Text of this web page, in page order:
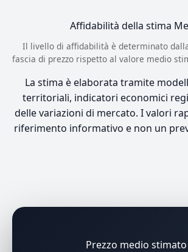
Affidabilità della stima
Il livello di affidabilità è determinato
fascia di prezzo rispetto al valore medio
La stima è elaborata tramite
territoriali, indicatori economici
delle variazioni di mercato. I valori
riferimento informativo e non un
Prezzo medio stimato